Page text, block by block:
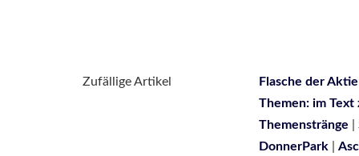
Zufällige Artikel
Flasche der
Themen: im
Themenstränge
DonnerPark